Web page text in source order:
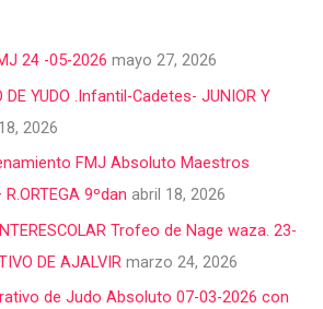
24 -05-2026 mayo 27, 2026
DE YUDO .Infantil-Cadetes- JUNIOR Y
2026
FMJ Absoluto Maestros
9ºdan abril 18, 2026
Trofeo de Nage waza. 23-
DE AJALVIR marzo 24, 2026
de Judo Absoluto 07-03-2026 con